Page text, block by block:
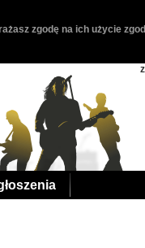
zgodę na ich użycie